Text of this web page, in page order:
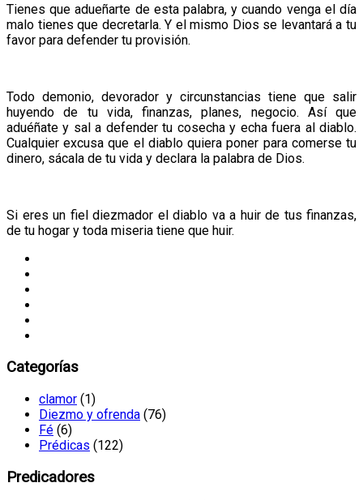
Tienes que adueñarte de esta palabra, y cuando venga el día
malo tienes que decretarla. Y el mismo Dios se levantará a tu
favor para defender tu provisión.
Todo demonio, devorador y circunstancias tiene que salir
huyendo de tu vida, finanzas, planes, negocio. Así que
aduéñate y sal a defender tu cosecha y echa fuera al diablo.
Cualquier excusa que el diablo quiera poner para comerse tu
dinero, sácala de tu vida y declara la palabra de Dios.
Si eres un fiel diezmador el diablo va a huir de tus finanzas,
de tu hogar y toda miseria tiene que huir.
Categorías
clamor (1)
Diezmo y ofrenda (76)
Fé (6)
Prédicas (122)
Predicadores